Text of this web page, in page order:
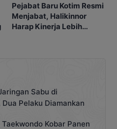
Pejabat Baru Kotim Resmi
Menjabat, Halikinnor
Harap Kinerja Lebih
Sabu di
Pelaku Diamankan
Kobar Panen